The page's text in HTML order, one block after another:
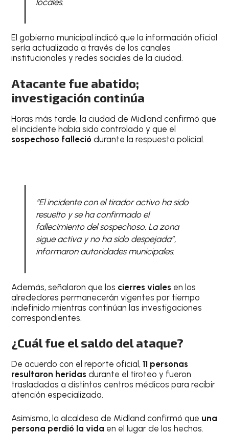
El gobierno municipal indicó que la información oficial
sería actualizada a través de los canales
institucionales y redes sociales de la ciudad.
Atacante fue abatido;
investigación continúa
Horas más tarde, la ciudad de Midland confirmó que
el incidente había sido controlado y que el
sospechoso falleció durante la respuesta policial.
“El incidente con el tirador activo ha sido
resuelto y se ha confirmado el
fallecimiento del sospechoso. La zona
sigue activa y no ha sido despejada”,
informaron autoridades municipales.
Además, señalaron que los cierres viales en los
alrededores permanecerán vigentes por tiempo
indefinido mientras continúan las investigaciones
correspondientes.
¿Cuál fue el saldo del ataque?
De acuerdo con el reporte oficial,11 personas
resultaron heridas durante el tiroteo y fueron
trasladadas a distintos centros médicos para recibir
atención especializada.
Asimismo, la alcaldesa de Midland confirmó que una
persona perdió la vida en el lugar de los hechos.